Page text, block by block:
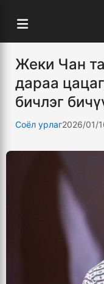
Жеки Чан
дараа
бичлэг
Соёл урлаг2026/01/